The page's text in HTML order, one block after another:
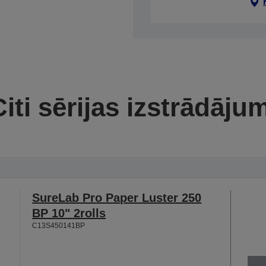
sērijas
SureLab Pro Paper Luster 250
BP 10" 2rolls
C13S450141BP